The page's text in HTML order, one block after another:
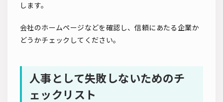
します。
会社のホームページなどを確認し、信頼にあたる企業か
どうかチェックしてください。
人事として失敗しないためのチ
ェックリスト